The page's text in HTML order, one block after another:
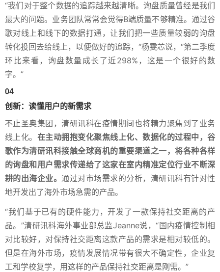
“我们对于整个数据的追踪越来越清晰。询盘质量曾经是我们
最大的问题。业务团队常常会觉得B端质量不够精准。通过谷
歌对线上和线下的数据打通，让我们把一些质量较弱的询盘
转化投回去给线上，以便做好的追踪，“杨雯芯说，“第二季度
环比来看，询盘数量成长了近298%，这是一个很好的数
字。”
04
创新：读懂用户的新需求
不止圣奥集团，清研讯科在疫情期间也将精力聚焦到了业务
线上化。 在主动拥抱变化聚焦线上化、数据化的过程中，谷
歌作为清研讯科接触全球商机的重要渠道之一，将各种各样
的询盘和用户需求传递给了这家在室内精准定位行业不断深
耕的出海企业。通过对市场需求的分析，清研讯科有针对性
地开发出了海外市场急需的产品。
“我们基于已有的硬件能力，开发了一款保持社交距离的产
品。”清研讯科海外事业部总监Jeanne说，“国内疫情控制相
对比较好，对保持社交距离这款产品的需求是相对较低的。
但是在海外市场，疫情发展情况带有很大不确定性，企业复
工和学校复学，用这样的产品保持社交距离是刚需。”